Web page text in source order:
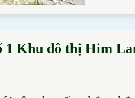
1 Khu đô thị Him